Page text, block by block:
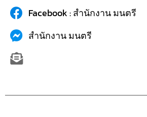
Facebook : สำนักงาน มนตรี
สำนักงาน มนตรี